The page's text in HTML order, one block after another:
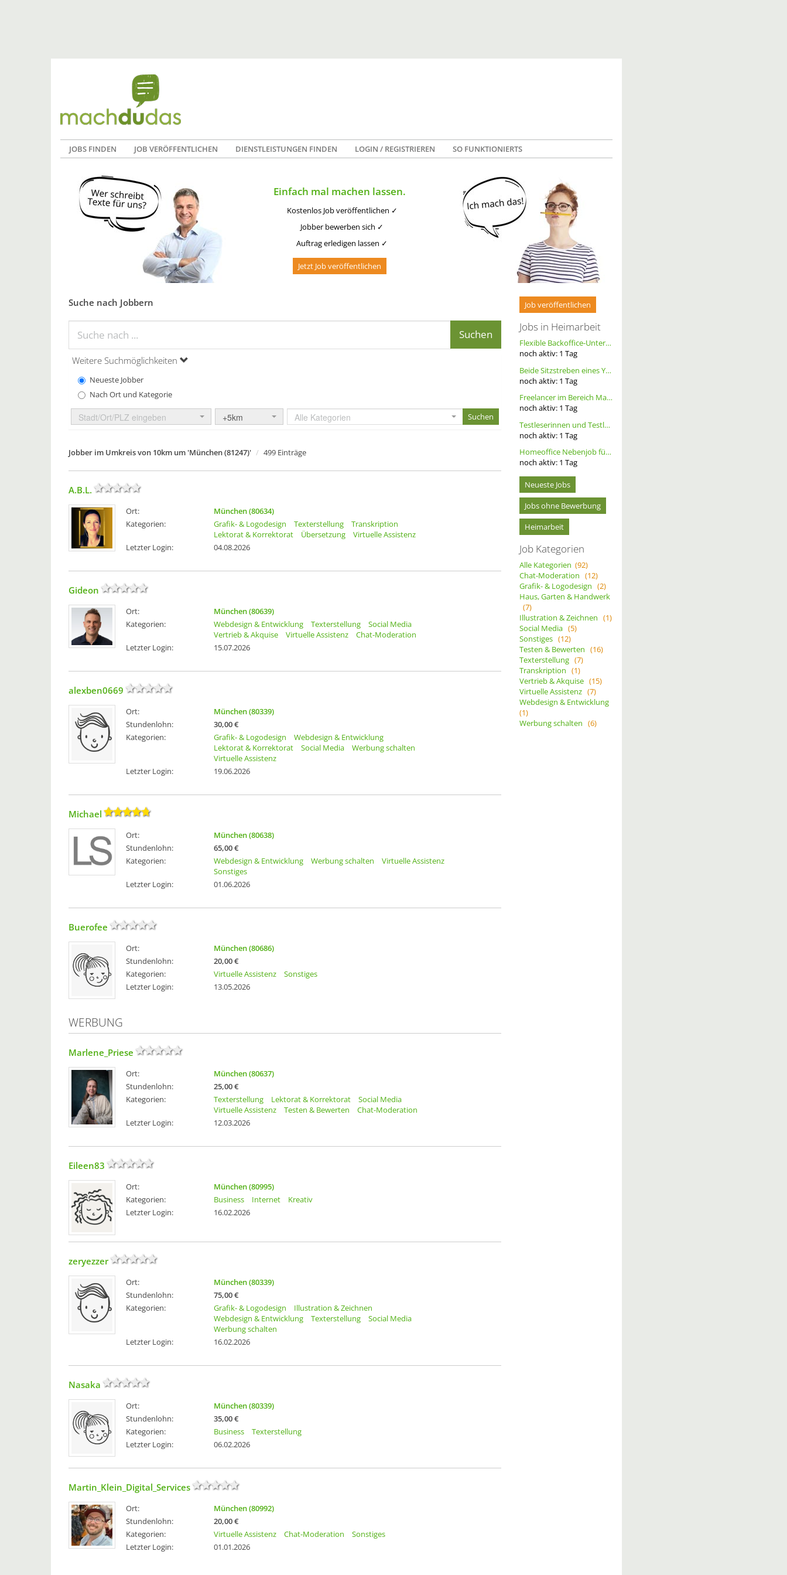
JOBS FINDEN JOB VERÖFFENTLICHEN DIENSTLEISTUNGEN FINDEN LOGIN / REGISTRIEREN SO FUNKTIONIERTS
Einfach mal machen lassen.
Kostenlos Job veröffentlichen ✓
Jobber bewerben sich ✓
Auftrag erledigen lassen ✓
Jetzt Job veröffentlichen
Suche nach Jobbern
Weitere Suchmöglichkeiten
Neueste Jobber
Nach Ort und Kategorie
Stadt/Ort/PLZ eingeben +5km Alle Kategorien
Jobber im Umkreis von 10km um 'München (81247)' 499 Einträge
A.B.L.
Ort:
München (80634)
Kategorien:
Grafik- & Logodesign Texterstellung
Transkription
Lektorat & Korrektorat
Übersetzung
Virtuelle Assistenz
Letzter Login:
04.08.2026
Gideon
Ort:
München (80639)
Kategorien:
Webdesign & Entwicklung Texterstellung
Social Media
Vertrieb & Akquise
Virtuelle Assistenz
Chat-Moderation
Letzter Login:
15.07.2026
alexben0669
Ort:
München (80339)
Stundenlohn:
30,00 €
Kategorien:
Grafik- & Logodesign
Webdesign & Entwicklung
Lektorat & Korrektorat
Social Media
Werbung schalten
Virtuelle Assistenz
Letzter Login:
19.06.2026
Michael
Ort:
München (80638)
Stundenlohn:
65,00 €
Kategorien:
Webdesign & Entwicklung Werbung schalten
Virtuelle Assistenz
Sonstiges
Letzter Login:
01.06.2026
Buerofee
Ort:
München (80686)
Stundenlohn:
20,00 €
Kategorien:
Virtuelle Assistenz
Sonstiges
Letzter Login:
13.05.2026
WERBUNG
Marlene_Priese
Ort:
München (80637)
Stundenlohn:
25,00 €
Kategorien:
Texterstellung Lektorat & Korrektorat
Social Media
Virtuelle Assistenz
Testen & Bewerten
Chat-Moderation
Letzter Login:
12.03.2026
Eileen83
Ort:
München (80995)
Kategorien:
Business Internet
Kreativ
Letzter Login:
16.02.2026
zeryezzer
Ort:
München (80339)
Stundenlohn:
75,00 €
Kategorien:
Grafik- & Logodesign
Illustration & Zeichnen
Webdesign & Entwicklung
Texterstellung
Social Media
Werbung schalten
Letzter Login:
16.02.2026
Nasaka
Ort:
München (80339)
Stundenlohn:
35,00 €
Kategorien:
Business
Texterstellung
Letzter Login:
06.02.2026
Martin_Klein_Digital_Services
Ort:
München (80992)
Stundenlohn:
20,00 €
Kategorien:
Virtuelle Assistenz Chat-Moderation
Sonstiges
Letzter Login:
01.01.2026
Job veröffentlichen
Jobs in Heimarbeit
Flexible Backoffice-Unterstützung im Homeoffice (m/w/d)
noch aktiv: 1 Tag
Beide Sitzstreben eines YT Capra cf pro race ersetzen, Größe S, Carbon, Schwarz
noch aktiv: 1 Tag
Freelancer im Bereich Marketing
noch aktiv: 1 Tag
Testleserinnen und Testleser für neues Buch gesucht
noch aktiv: 1 Tag
Homeoffice Nebenjob für Datenerfassung & Terminmanagement – 100 % Remote als Freelancer m/w/d
noch aktiv: 1 Tag
Neueste Jobs
Jobs ohne Bewerbung
Heimarbeit
Job Kategorien
Alle Kategorien (92)
Chat-Moderation (12)
Grafik- & Logodesign (2)
Haus, Garten & Handwerk
(7)
Illustration & Zeichnen (1)
Social Media (5)
Sonstiges (12)
Testen & Bewerten (16)
Texterstellung (7)
Transkription (1)
Vertrieb & Akquise (15)
Virtuelle Assistenz (7)
Webdesign & Entwicklung
(1)
Werbung schalten (6)